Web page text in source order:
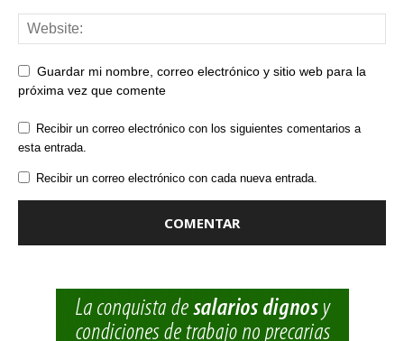
Guardar mi nombre, correo electrónico y sitio web para la
próxima vez que comente
Recibir un correo electrónico con los siguientes comentarios a
esta entrada.
Recibir un correo electrónico con cada nueva entrada.